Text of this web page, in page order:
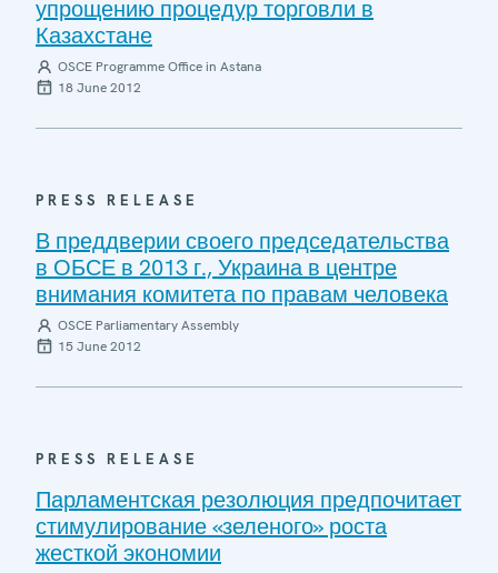
упрощению процедур торговли в
Казахстане
OSCE Programme Office in Astana
18 June 2012
PRESS RELEASE
В преддверии своего председательства
в ОБСЕ в 2013 г., Украина в центре
внимания комитета по правам человека
OSCE Parliamentary Assembly
15 June 2012
PRESS RELEASE
Парламентская резолюция предпочитает
стимулирование «зеленого» роста
жесткой экономии